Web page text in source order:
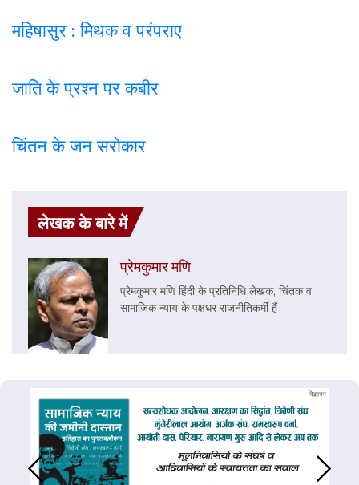
महिषासुर : मिथक व परंपराए
जाति के प्रश्न पर कबीर
चिंतन के जन सरोकार
लेखक के बारे में
प्रेमकुमार मणि
प्रेमकुमार मणि हिंदी के प्रतिनिधि लेखक, चिंतक व
सामाजिक न्याय के पक्षधर राजनीतिकर्मी हैं